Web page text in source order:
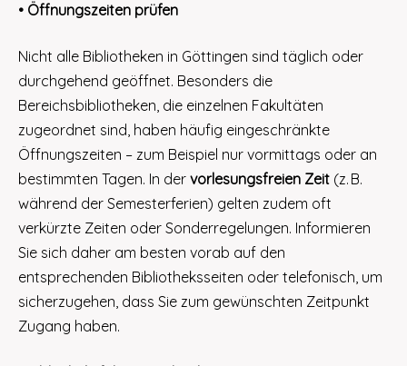
• Öffnungszeiten prüfen
Nicht alle Bibliotheken in Göttingen sind täglich oder
durchgehend geöffnet. Besonders die
Bereichsbibliotheken, die einzelnen Fakultäten
zugeordnet sind, haben häufig eingeschränkte
Öffnungszeiten – zum Beispiel nur vormittags oder an
bestimmten Tagen. In der vorlesungsfreien Zeit (z. B.
während der Semesterferien) gelten zudem oft
verkürzte Zeiten oder Sonderregelungen. Informieren
Sie sich daher am besten vorab auf den
entsprechenden Bibliotheksseiten oder telefonisch, um
sicherzugehen, dass Sie zum gewünschten Zeitpunkt
Zugang haben.